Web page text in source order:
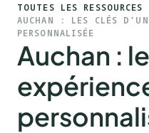
TOUTES LES RESSOURCES
AUCHAN : LES CLÉS
PERSONNALISÉE
Auchan :